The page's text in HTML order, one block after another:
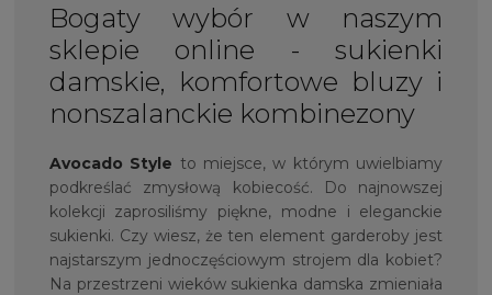
Bogaty wybór w naszym
sklepie online - sukienki
damskie, komfortowe bluzy i
nonszalanckie kombinezony
Avocado Style to miejsce, w którym uwielbiamy
podkreślać zmysłową kobiecość. Do najnowszej
kolekcji zaprosiliśmy piękne, modne i eleganckie
sukienki. Czy wiesz, że ten element garderoby jest
najstarszym jednoczęściowym strojem dla kobiet?
Na przestrzeni wieków sukienka damska zmieniała